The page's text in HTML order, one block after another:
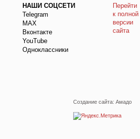
НАШИ СОЦСЕТИ
Telegram
МАХ
Вконтакте
YouTube
Одноклассники
Перейти
к полной
версии
сайта
Создание сайта: Амадо